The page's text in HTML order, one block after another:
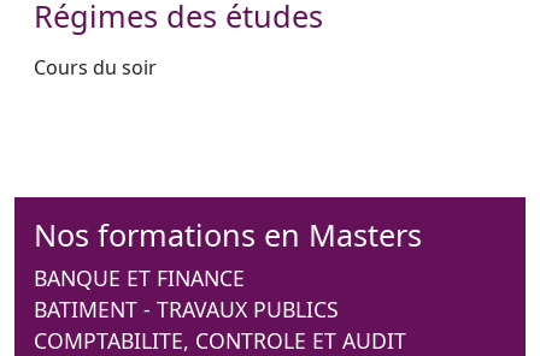
Régimes des études
Cours du soir
Nos formations en Masters
BANQUE ET FINANCE
BATIMENT - TRAVAUX PUBLICS
COMPTABILITE, CONTROLE ET AUDIT